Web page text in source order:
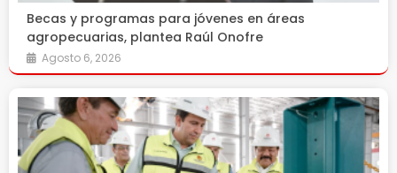
Becas y programas para jóvenes en áreas
agropecuarias, plantea Raúl Onofre
Agosto 6, 2026